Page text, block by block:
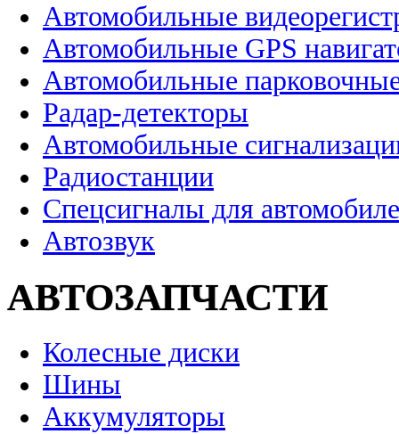
Автомобильные
Автомобильные GPS
Автомобильные
Радар-детекторы
Автомобильные
Радиостанции
Спецсигналы для
Автозвук
АВТОЗАПЧАСТИ
Колесные диски
Шины
Аккумуляторы